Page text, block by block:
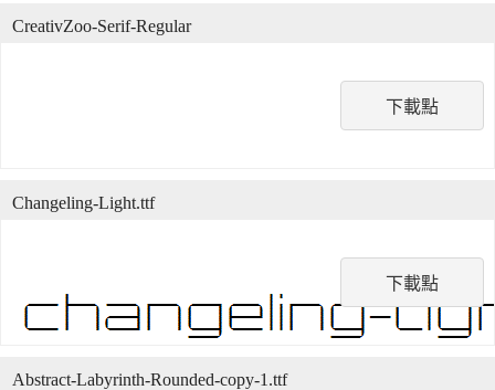
下載點
CreativZoo-Serif-Regular
下載點
Changeling-Light.ttf
Abstract-Labyrinth-Rounded-copy-1.ttf